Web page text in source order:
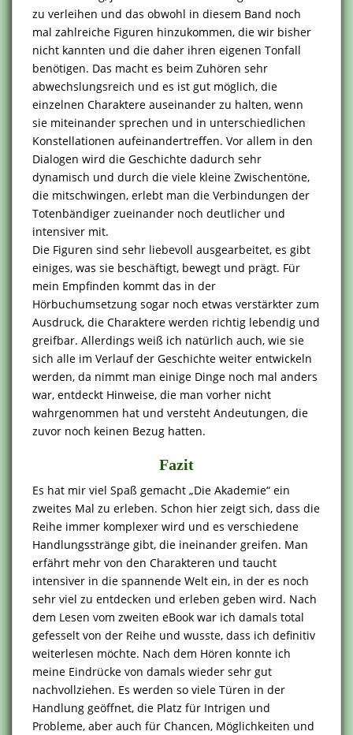
zu verleihen und das obwohl in diesem Band noch
mal zahlreiche Figuren hinzukommen, die wir bisher
nicht kannten und die daher ihren eigenen Tonfall
benötigen. Das macht es beim Zuhören sehr
abwechslungsreich und es ist gut möglich, die
einzelnen Charaktere auseinander zu halten, wenn
sie miteinander sprechen und in unterschiedlichen
Konstellationen aufeinandertreffen. Vor allem in den
Dialogen wird die Geschichte dadurch sehr
dynamisch und durch die viele kleine Zwischentöne,
die mitschwingen, erlebt man die Verbindungen der
Totenbändiger zueinander noch deutlicher und
intensiver mit.
Die Figuren sind sehr liebevoll ausgearbeitet, es gibt
einiges, was sie beschäftigt, bewegt und prägt. Für
mein Empfinden kommt das in der
Hörbuchumsetzung sogar noch etwas verstärkter zum
Ausdruck, die Charaktere werden richtig lebendig und
greifbar. Allerdings weiß ich natürlich auch, wie sie
sich alle im Verlauf der Geschichte weiter entwickeln
werden, da nimmt man einige Dinge noch mal anders
war, entdeckt Hinweise, die man vorher nicht
wahrgenommen hat und versteht Andeutungen, die
zuvor noch keinen Bezug hatten.
Fazit
Es hat mir viel Spaß gemacht „Die Akademie“ ein
zweites Mal zu erleben. Schon hier zeigt sich, dass die
Reihe immer komplexer wird und es verschiedene
Handlungsstränge gibt, die ineinander greifen. Man
erfährt mehr von den Charakteren und taucht
intensiver in die spannende Welt ein, in der es noch
sehr viel zu entdecken und erleben geben wird. Nach
dem Lesen vom zweiten eBook war ich damals total
gefesselt von der Reihe und wusste, dass ich definitiv
weiterlesen möchte. Nach dem Hören konnte ich
meine Eindrücke von damals wieder sehr gut
nachvollziehen. Es werden so viele Türen in der
Handlung geöffnet, die Platz für Intrigen und
Probleme, aber auch für Chancen, Möglichkeiten und